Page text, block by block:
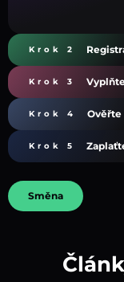
Krok 2
Krok 3
Krok 4 Ověřte
Krok 5
Směna